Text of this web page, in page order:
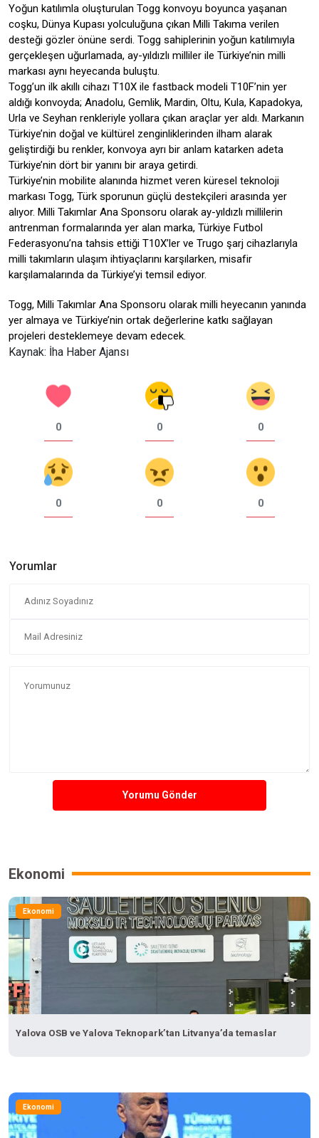
Yoğun katılımla oluşturulan Togg konvoyu boyunca yaşanan
coşku, Dünya Kupası yolculuğuna çıkan Milli Takıma verilen
desteği gözler önüne serdi. Togg sahiplerinin yoğun katılımıyla
gerçekleşen uğurlamada, ay-yıldızlı milliler ile Türkiye’nin milli
markası aynı heyecanda buluştu.
Togg’un ilk akıllı cihazı T10X ile fastback modeli T10F’nin yer
aldığı konvoyda; Anadolu, Gemlik, Mardin, Oltu, Kula, Kapadokya,
Urla ve Seyhan renkleriyle yollara çıkan araçlar yer aldı. Markanın
Türkiye’nin doğal ve kültürel zenginliklerinden ilham alarak
geliştirdiği bu renkler, konvoya ayrı bir anlam katarken adeta
Türkiye’nin dört bir yanını bir araya getirdi.
Türkiye’nin mobilite alanında hizmet veren küresel teknoloji
markası Togg, Türk sporunun güçlü destekçileri arasında yer
alıyor. Milli Takımlar Ana Sponsoru olarak ay-yıldızlı millilerin
antrenman formalarında yer alan marka, Türkiye Futbol
Federasyonu’na tahsis ettiği T10X’ler ve Trugo şarj cihazlarıyla
milli takımların ulaşım ihtiyaçlarını karşılarken, misafir
karşılamalarında da Türkiye’yi temsil ediyor.
Togg, Milli Takımlar Ana Sponsoru olarak milli heyecanın yanında
yer almaya ve Türkiye’nin ortak değerlerine katkı sağlayan
projeleri desteklemeye devam edecek.
Kaynak: İha Haber Ajansı
0 0 0
0 0 0
Yorumlar
Yorumu Gönder
Ekonomi
Ekonomi
Yalova OSB ve Yalova Teknopark’tan Litvanya’da temaslar
Ekonomi